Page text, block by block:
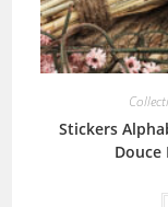
Stickers
Douce